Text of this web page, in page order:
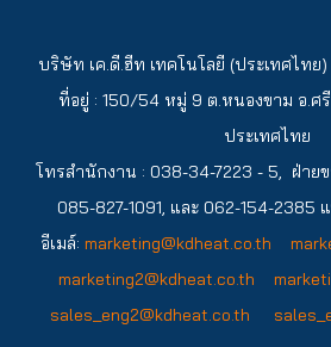
บริษัท เค.ดี.ฮีท เทคโนโลยี (ประเทศไท
ที่อยู่ : 150/54 หมู่ 9 ต.หนองขาม อ.ศรี
ประเทศไทย
โทรสำนักงาน : 038-34-7223 - 5, ฝ่าย
085-827-1091, และ 062-154-2385
อีเมล์: marketing@kdheat.co.th
marketing2@kdheat.co.th
sales_eng2@kdheat.co.th